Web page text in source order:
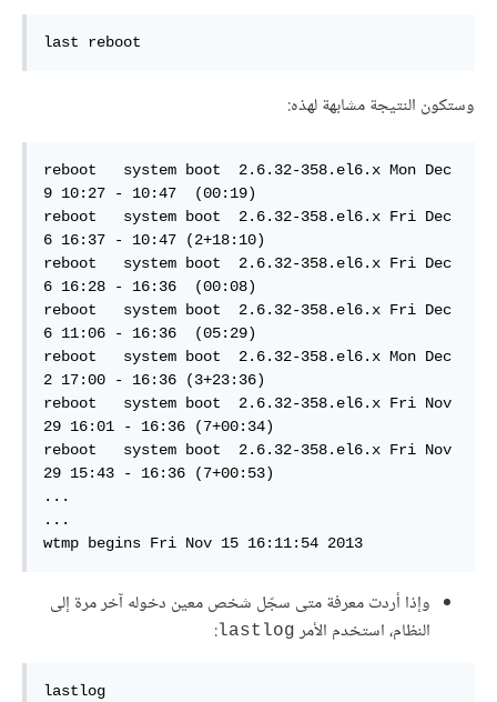
last reboot
وستكون النتيجة مشابهة لهذه:
reboot   system boot  2.6.32-358.el6.x Mon Dec
9 10:27 - 10:47  (00:19)
reboot   system boot  2.6.32-358.el6.x Fri Dec
6 16:37 - 10:47 (2+18:10)
reboot   system boot  2.6.32-358.el6.x Fri Dec
6 16:28 - 16:36  (00:08)
reboot   system boot  2.6.32-358.el6.x Fri Dec
6 11:06 - 16:36  (05:29)
reboot   system boot  2.6.32-358.el6.x Mon Dec
2 17:00 - 16:36 (3+23:36)
reboot   system boot  2.6.32-358.el6.x Fri Nov
29 16:01 - 16:36 (7+00:34)
reboot   system boot  2.6.32-358.el6.x Fri Nov
29 15:43 - 16:36 (7+00:53)
...
...
wtmp begins Fri Nov 15 16:11:54 2013
وإذا أردت معرفة متى سجّل شخص معين دخوله آخر مرة إلى
النظام، استخدم الأمر lastlog
:
lastlog